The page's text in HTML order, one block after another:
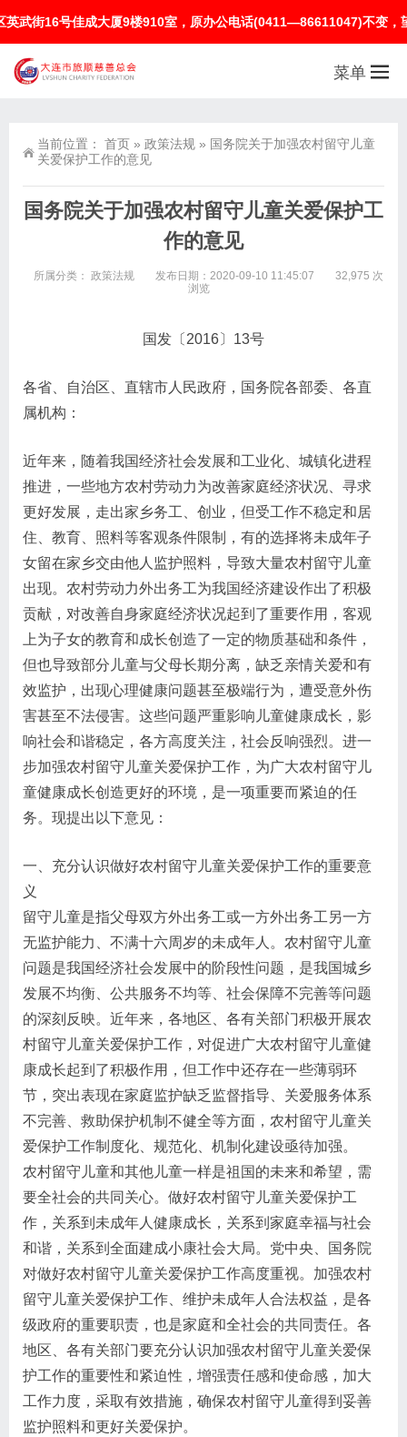
号佳成大厦9楼910室，原办公电话(0411—86611047)不变，望社会
菜单
当前位置： 首页 » 政策法规 » 国务院关于加强农村留守儿童
关爱保护工作的意见
国务院关于加强农村留守儿童关爱保护工
作的意见
所属分类： 政策法规 发布日期：2020-09-10 11:45:07
32,975 次
浏览
国发〔2016〕13号
各省、自治区、直辖市人民政府，国务院各部委、各直
属机构：
近年来，随着我国经济社会发展和工业化、城镇化进程
推进，一些地方农村劳动力为改善家庭经济状况、寻求
更好发展，走出家乡务工、创业，但受工作不稳定和居
住、教育、照料等客观条件限制，有的选择将未成年子
女留在家乡交由他人监护照料，导致大量农村留守儿童
出现。农村劳动力外出务工为我国经济建设作出了积极
贡献，对改善自身家庭经济状况起到了重要作用，客观
上为子女的教育和成长创造了一定的物质基础和条件，
但也导致部分儿童与父母长期分离，缺乏亲情关爱和有
效监护，出现心理健康问题甚至极端行为，遭受意外伤
害甚至不法侵害。这些问题严重影响儿童健康成长，影
响社会和谐稳定，各方高度关注，社会反响强烈。进一
步加强农村留守儿童关爱保护工作，为广大农村留守儿
童健康成长创造更好的环境，是一项重要而紧迫的任
务。现提出以下意见：
一、充分认识做好农村留守儿童关爱保护工作的重要意
义
留守儿童是指父母双方外出务工或一方外出务工另一方
无监护能力、不满十六周岁的未成年人。农村留守儿童
问题是我国经济社会发展中的阶段性问题，是我国城乡
发展不均衡、公共服务不均等、社会保障不完善等问题
的深刻反映。近年来，各地区、各有关部门积极开展农
村留守儿童关爱保护工作，对促进广大农村留守儿童健
康成长起到了积极作用，但工作中还存在一些薄弱环
节，突出表现在家庭监护缺乏监督指导、关爱服务体系
不完善、救助保护机制不健全等方面，农村留守儿童关
爱保护工作制度化、规范化、机制化建设亟待加强。
农村留守儿童和其他儿童一样是祖国的未来和希望，需
要全社会的共同关心。做好农村留守儿童关爱保护工
作，关系到未成年人健康成长，关系到家庭幸福与社会
和谐，关系到全面建成小康社会大局。党中央、国务院
对做好农村留守儿童关爱保护工作高度重视。加强农村
留守儿童关爱保护工作、维护未成年人合法权益，是各
级政府的重要职责，也是家庭和全社会的共同责任。各
地区、各有关部门要充分认识加强农村留守儿童关爱保
护工作的重要性和紧迫性，增强责任感和使命感，加大
工作力度，采取有效措施，确保农村留守儿童得到妥善
监护照料和更好关爱保护。